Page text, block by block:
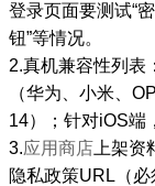
登录页面要测试“
钮”等情况。
2.真机兼容性列表
（华为、小米、
14）；针对iOS端
3.应用商店 上架资
隐私政策URL（